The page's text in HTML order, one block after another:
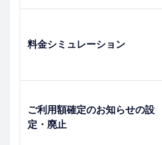
料金シミュレーション
ご利用額確定のお知らせの設
定・廃止